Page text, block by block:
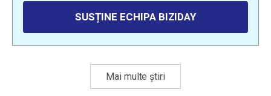
SUSȚINE ECHIPA BIZIDAY
Mai multe știri